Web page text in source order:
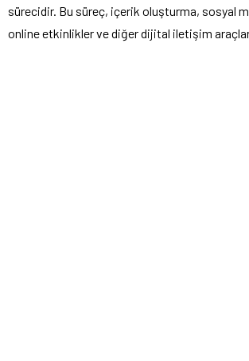
sürecidir. Bu süreç, içerik oluşturma, sosyal
online etkinlikler ve diğer dijital iletişim